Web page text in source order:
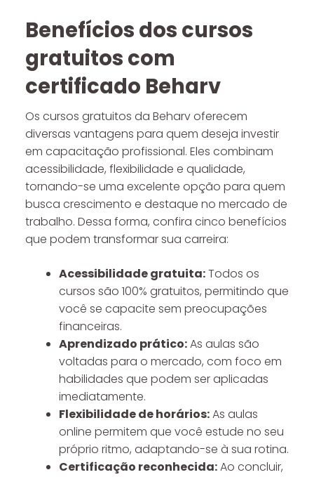
Benefícios dos cursos
gratuitos com
certificado Beharv
Os cursos gratuitos da Beharv oferecem
diversas vantagens para quem deseja investir
em capacitação profissional. Eles combinam
acessibilidade, flexibilidade e qualidade,
tornando-se uma excelente opção para quem
busca crescimento e destaque no mercado de
trabalho. Dessa forma, confira cinco benefícios
que podem transformar sua carreira:
Acessibilidade gratuita:Todos os
cursos são 100% gratuitos, permitindo que
você se capacite sem preocupações
financeiras.
Aprendizado prático:As aulas são
voltadas para o mercado, com foco em
habilidades que podem ser aplicadas
imediatamente.
Flexibilidade de horários:As aulas
online permitem que você estude no seu
próprio ritmo, adaptando-se à sua rotina.
Certificação reconhecida:Ao concluir,